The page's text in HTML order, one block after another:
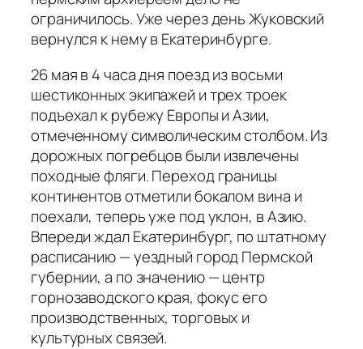
ограничилось. Уже через день Жуковский
вернулся к нему в Екатеринбурге.
26 мая в 4 часа дня поезд из восьми
шестиконных экипажей и трех троек
подъехал к рубежу Европы и Азии,
отмеченному символическим столбом. Из
дорожных погребцов были извлечены
походные фляги. Переход границы
континентов отметили бокалом вина и
поехали, теперь уже под уклон, в Азию.
Впереди ждал Екатеринбург, по штатному
расписанию — уездный город Пермской
губернии, а по значению — центр
горнозаводского края, фокус его
производственных, торговых и
культурных связей.